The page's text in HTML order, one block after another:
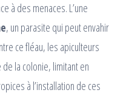
à des menaces. L’une
, un parasite qui peut envahir
ce fléau, les apiculteurs
la colonie, limitant en
à l’installation de ces